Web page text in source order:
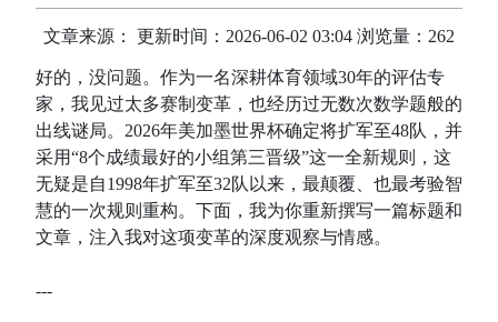
文章来源： 更新时间：2026-06-02 03:04 浏览量：262
好的，没问题。作为一名深耕体育领域30年的评估专
家，我见过太多赛制变革，也经历过无数次数学题般的
出线谜局。2026年美加墨世界杯确定将扩军至48队，并
采用“8个成绩最好的小组第三晋级”这一全新规则，这
无疑是自1998年扩军至32队以来，最颠覆、也最考验智
慧的一次规则重构。下面，我为你重新撰写一篇标题和
文章，注入我对这项变革的深度观察与情感。
---